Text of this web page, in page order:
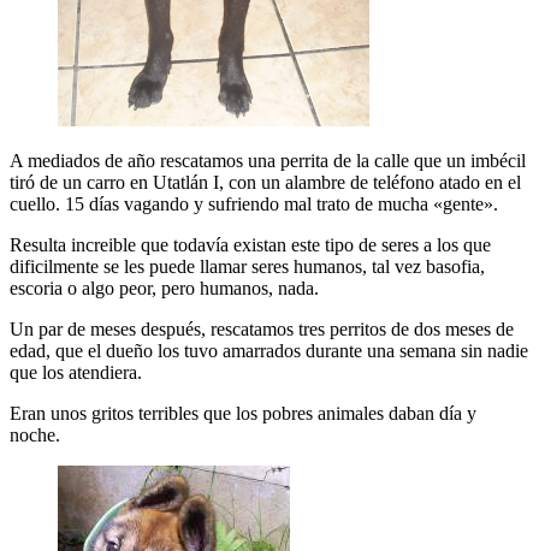
A mediados de año rescatamos una perrita de la calle que un imbécil
tiró de un carro en Utatlán I, con un alambre de teléfono atado en el
cuello. 15 días vagando y sufriendo mal trato de mucha «gente».
Resulta increible que todavía existan este tipo de seres a los que
dificilmente se les puede llamar seres humanos, tal vez basofia,
escoria o algo peor, pero humanos, nada.
Un par de meses después, rescatamos tres perritos de dos meses de
edad, que el dueño los tuvo amarrados durante una semana sin nadie
que los atendiera.
Eran unos gritos terribles que los pobres animales daban día y
noche.